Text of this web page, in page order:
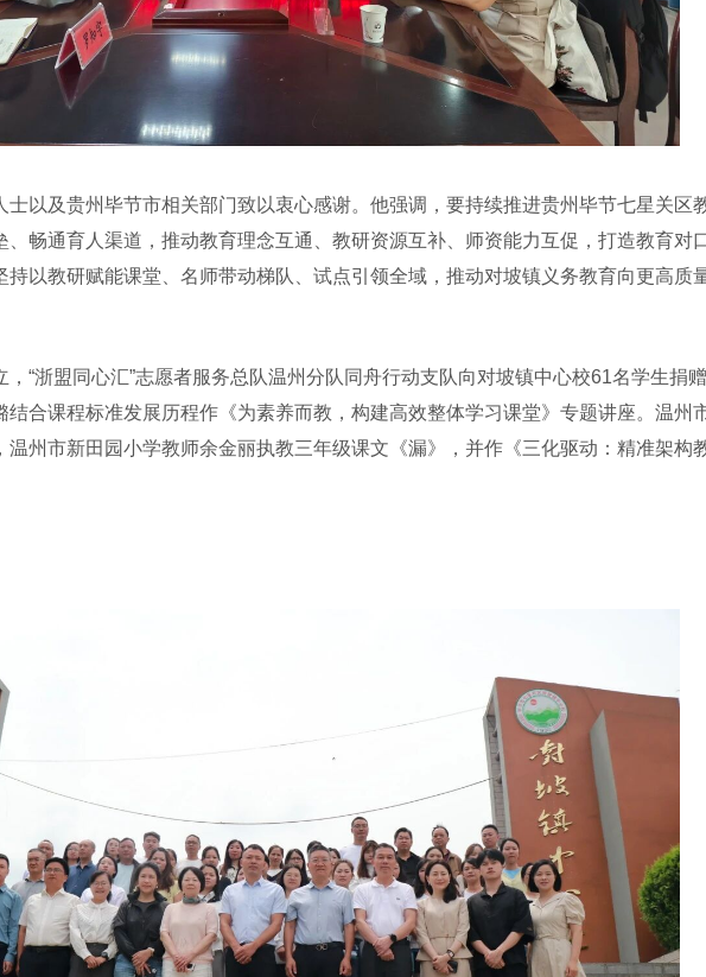
及贵州毕节市相关部门致以衷心感谢。他强调，要持续推进贵州毕节七星关区
畅通育人渠道，推动教育理念互通、教研资源互补、师资能力互促，打造教育对
以教研赋能课堂、名师带动梯队、试点引领全域，推动对坡镇义务教育向更高质
浙盟同心汇”志愿者服务总队温州分队同舟行动支队向对坡镇中心校61名学生捐
合课程标准发展历程作《为素养而教，构建高效整体学习课堂》专题讲座。温州
州市新田园小学教师余金丽执教三年级课文《漏》，并作《三化驱动：精准架构